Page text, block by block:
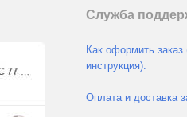
Служба
Как оформить заказ
инструкция).
Оплата и доставка